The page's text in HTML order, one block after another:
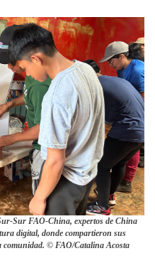
Sur FAO-China, expertos de China
digital, donde compartieron sus
comunidad. © FAO/Catalina Acosta